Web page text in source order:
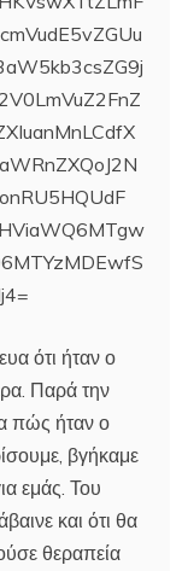
ότι ήταν ο
Παρά την
πώς ήταν ο
βγήκαμε
εμάς. Του
και ότι θα
θεραπεία